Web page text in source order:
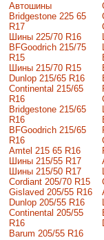
Автошины
Bridgestone 225 65
R17
Шины 225/70 R16
BFGoodrich 215/75
R15
Шины 215/70 R15
Dunlop 215/65 R16
Continental 215/65
R16
Bridgestone 215/65
R16
BFGoodrich 215/65
R16
Amtel 215 65 R16
Шины 215/55 R17
Шины 215/50 R17
Сordiant 205/70 R15
Gislaved 205/55 R16
Dunlop 205/55 R16
Continental 205/55
R16
Barum 205/55 R16